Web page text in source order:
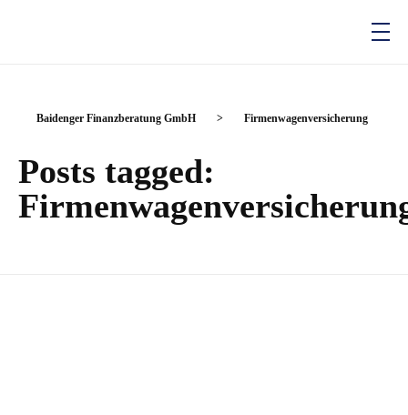
Baidenger Finanzberatung GmbH > Firmenwagenversicherung
Posts tagged: